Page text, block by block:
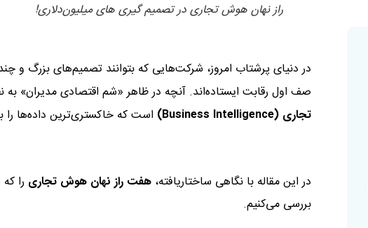
راز نهان هوش تجاری در تصمیم گیری های میلیون‌دلاری!
در دنیای پرشتاب امروز، شرکت‌هایی که بتوانند تصمیم‌های بزرگ و
صف اول رقابت ایستاده‌اند. آنچه در ظاهر «شم اقتصادی مدیران»
تجاری (Business Intelligence)
است که خاکستری‌ترین داده‌ها
در این مقاله با نگاهی ساختاریافته،هفت راز نهان هوش تجاری را
بررسی می‌کنیم.